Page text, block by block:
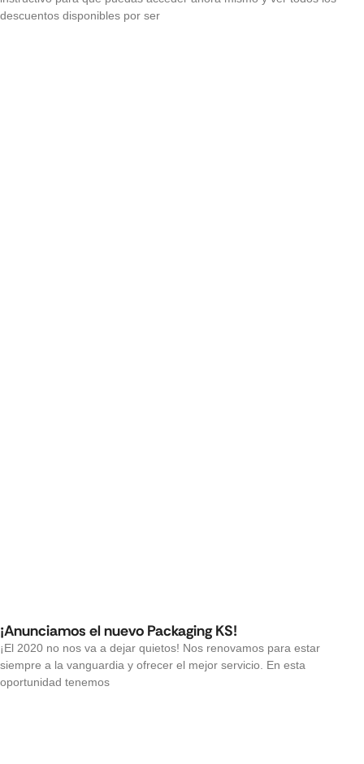
descuentos disponibles por ser
¡Anunciamos el nuevo Packaging KS!
¡El 2020 no nos va a dejar quietos! Nos renovamos para estar
siempre a la vanguardia y ofrecer el mejor servicio. En esta
oportunidad tenemos